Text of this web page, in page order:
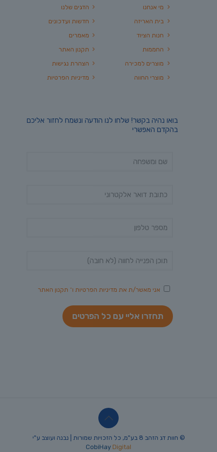
הדגים שלנו
חדשות ועדכונים
מאמרים
תקנון האתר
הצהרת נגישות
מדיניות הפרטיות
מי אנחנו
בית האריזה
חנות הציוד
החממות
מוצרים למכירה
מוצרי החווה
בואו נהיה בקשר! שלחו לנו הודעה ונשמח לחזור אליכם
בהקדם האפשרי
אני מאשר/ת את מדיניות הפרטיות ו־ תקנון האתר
© חוות דג הזהב 8 בע"מ, כל הזכויות שמורות | נבנה ועוצב ע"י
CobiHay Digital